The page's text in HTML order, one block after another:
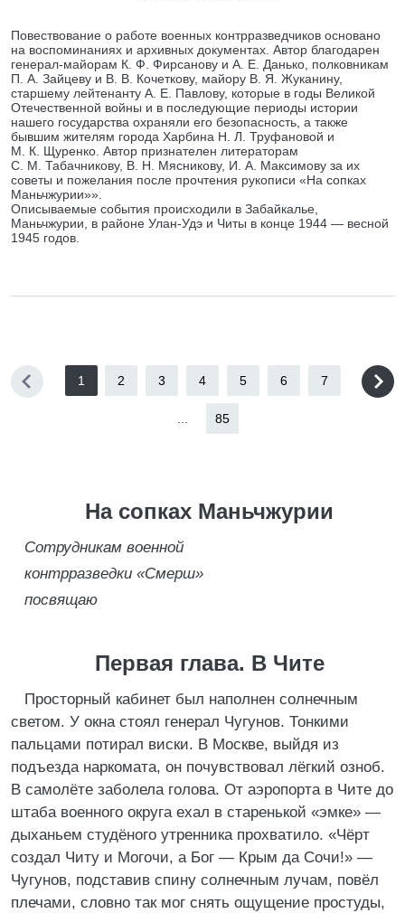
Повествование о работе военных контрразведчиков основано
на воспоминаниях и архивных документах. Автор благодарен
генерал-майорам К. Ф. Фирсанову и А. Е. Данько, полковникам
П. А. Зайцеву и В. В. Кочеткову, майору В. Я. Жуканину,
старшему лейтенанту А. Е. Павлову, которые в годы Великой
Отечественной войны и в последующие периоды истории
нашего государства охраняли его безопасность, а также
бывшим жителям города Харбина Н. Л. Труфановой и
М. К. Щуренко. Автор признателен литераторам
С. М. Табачникову, В. Н. Мясникову, И. А. Максимову за их
советы и пожелания после прочтения рукописи «На сопках
Маньчжурии»».
Описываемые события происходили в Забайкалье,
Маньчжурии, в районе Улан-Удэ и Читы в конце 1944 — весной
1945 годов.
1 2 3 4 5 6 7
85
На сопках Маньчжурии
Сотрудникам военной
контрразведки «Смерш»
посвящаю
Первая глава. В Чите
Просторный кабинет был наполнен солнечным
светом. У окна стоял генерал Чугунов. Тонкими
пальцами потирал виски. В Москве, выйдя из
подъезда наркомата, он почувствовал лёгкий озноб.
В самолёте заболела голова. От аэропорта в Чите до
штаба военного округа ехал в старенькой «эмке» —
дыханьем студёного утренника прохватило. «Чёрт
создал Читу и Могочи, а Бог — Крым да Сочи!» —
Чугунов, подставив спину солнечным лучам, повёл
плечами, словно так мог снять ощущение простуды,